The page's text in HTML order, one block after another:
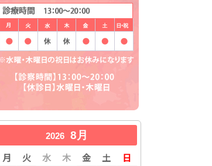
2026 8月
月
火 水 木 金 土
日